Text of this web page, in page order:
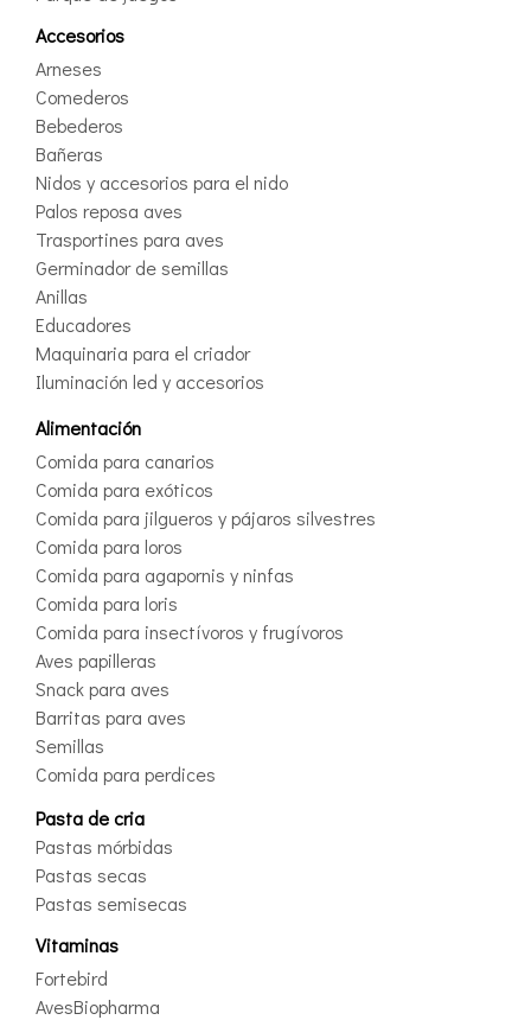
Accesorios
Arneses
Comederos
Bebederos
Bañeras
Nidos y accesorios para el nido
Palos reposa aves
Trasportines para aves
Germinador de semillas
Anillas
Educadores
Maquinaria para el criador
Iluminación led y accesorios
Alimentación
Comida para canarios
Comida para exóticos
Comida para jilgueros y pájaros silvestres
Comida para loros
Comida para agapornis y ninfas
Comida para loris
Comida para insectívoros y frugívoros
Aves papilleras
Snack para aves
Barritas para aves
Semillas
Comida para perdices
Pasta de cria
Pastas mórbidas
Pastas secas
Pastas semisecas
Vitaminas
Fortebird
AvesBiopharma